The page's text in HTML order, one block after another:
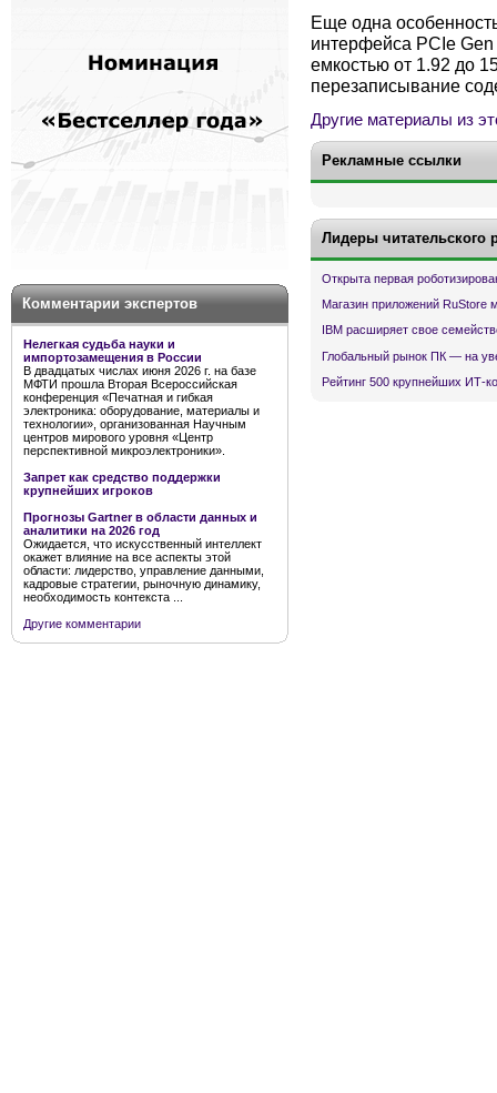
Комментарии экспертов
Нелегкая судьба науки и
импортозамещения в России
В двадцатых числах июня 2026 г. на базе
МФТИ прошла Вторая Всероссийская
конференция «Печатная и гибкая
электроника: оборудование, материалы и
технологии», организованная Научным
центров мирового уровня «Центр
перспективной микроэлектроники».
Запрет как средство поддержки
крупнейших игроков
Прогнозы Gartner в области данных и
аналитики на 2026 год
Ожидается, что искусственный интеллект
окажет влияние на все аспекты этой
области: лидерство, управление данными,
кадровые стратегии, рыночную динамику,
необходимость контекста ...
Другие комментарии
Еще одна
интерфейса PCIe
емкостью от 1.92 до
перезаписывание
Другие материалы из
Рекламные ссылки
Лидеры читательского
Открыта первая
Магазин приложений RuStore
IBM расширяет свое
Глобальный рынок ПК — на
Рейтинг 500 крупнейших ИТ-